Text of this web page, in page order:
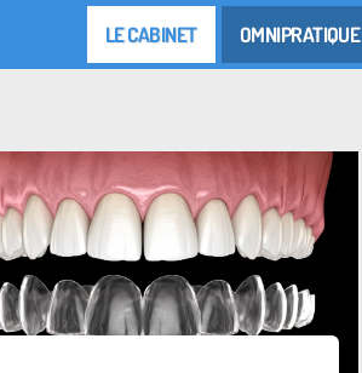
LE CABINET OMNIPRATIQUE